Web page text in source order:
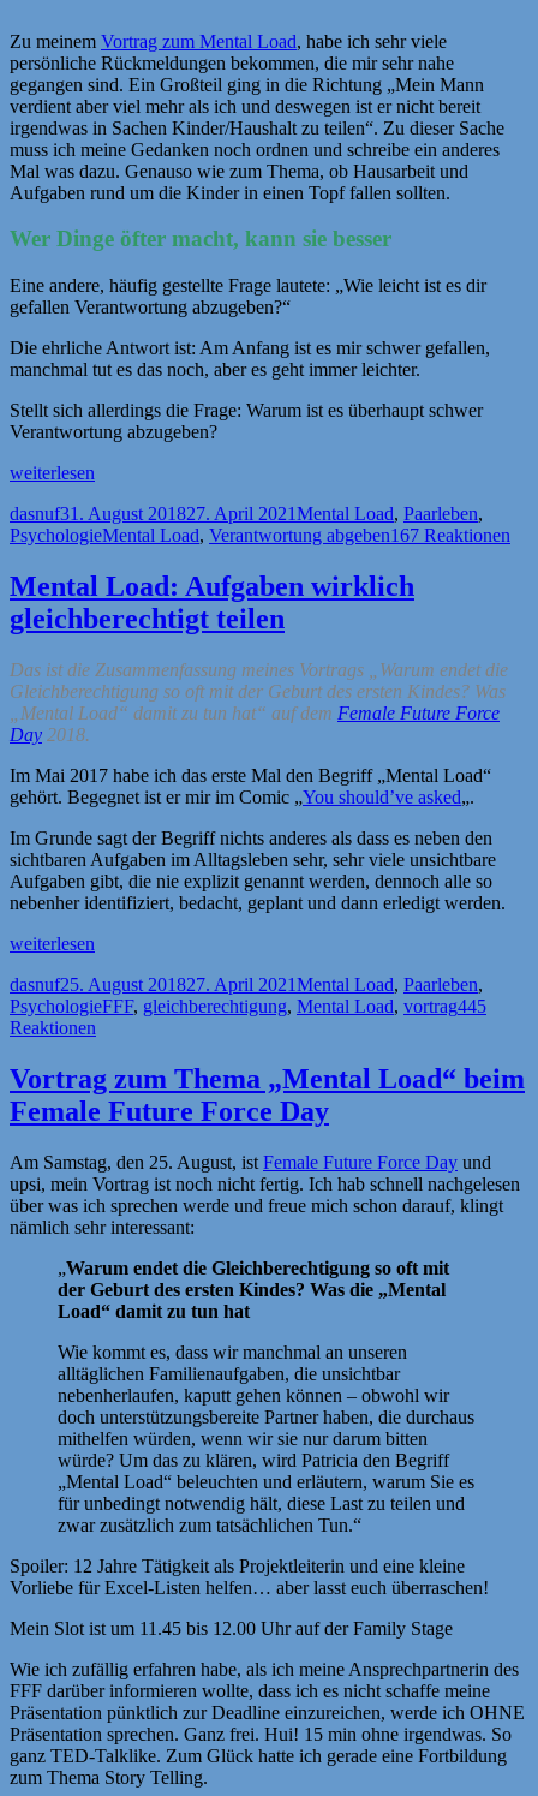
Zu meinem Vortrag zum Mental Load, habe ich sehr viele
persönliche Rückmeldungen bekommen, die mir sehr nahe
gegangen sind. Ein Großteil ging in die Richtung „Mein Mann
verdient aber viel mehr als ich und deswegen ist er nicht bereit
irgendwas in Sachen Kinder/Haushalt zu teilen“. Zu dieser Sache
muss ich meine Gedanken noch ordnen und schreibe ein anderes
Mal was dazu. Genauso wie zum Thema, ob Hausarbeit und
Aufgaben rund um die Kinder in einen Topf fallen sollten.
Wer Dinge öfter macht, kann sie besser
Eine andere, häufig gestellte Frage lautete: „Wie leicht ist es dir
gefallen Verantwortung abzugeben?“
Die ehrliche Antwort ist: Am Anfang ist es mir schwer gefallen,
manchmal tut es das noch, aber es geht immer leichter.
Stellt sich allerdings die Frage: Warum ist es überhaupt schwer
Verantwortung abzugeben?
„Nachtrag
Load
–
abgeben“
weiterlesen
Autor
dasnufVeröffentlicht
am
31. August 201827. April 2021Kategorien
Mental Load, Paarleben,
PsychologieSchlagwörter
Mental Load, Verantwortung abgeben167 Reaktionen
Mental Load: Aufgaben wirklich
gleichberechtigt teilen
Das ist die Zusammenfassung meines Vortrags „Warum endet die
Gleichberechtigung so oft mit der Geburt des ersten Kindes? Was
„Mental Load“ damit zu tun hat“ auf dem Female Future Force
Day 2018.
Im Mai 2017 habe ich das erste Mal den Begriff „Mental Load“
gehört. Begegnet ist er mir im Comic „You should’ve asked„.
Im Grunde sagt der Begriff nichts anderes als dass es neben den
sichtbaren Aufgaben im Alltagsleben sehr, sehr viele unsichtbare
Aufgaben gibt, die nie explizit genannt werden, dennoch alle so
nebenher identifiziert, bedacht, geplant und dann erledigt werden.
„Mental
Aufgaben
wirklich
gleichberechtigt
weiterlesen
Autor
dasnufVeröffentlicht
am
25. August 201827. April 2021Kategorien
Mental Load, Paarleben,
PsychologieSchlagwörter
FFF, gleichberechtigung, Mental Load, vortrag445
Reaktionen
Vortrag zum Thema „Mental Load“ beim
Female Future Force Day
Am Samstag, den 25. August, ist Female Future Force Day und
upsi, mein Vortrag ist noch nicht fertig. Ich hab schnell nachgelesen
über was ich sprechen werde und freue mich schon darauf, klingt
nämlich sehr interessant:
„Warum endet die Gleichberechtigung so oft mit
der Geburt des ersten Kindes? Was die „Mental
Load“ damit zu tun hat
Wie kommt es, dass wir manchmal an unseren
alltäglichen Familienaufgaben, die unsichtbar
nebenherlaufen, kaputt gehen können – obwohl wir
doch unterstützungsbereite Partner haben, die durchaus
mithelfen würden, wenn wir sie nur darum bitten
würde? Um das zu klären, wird Patricia den Begriff
„Mental Load“ beleuchten und erläutern, warum Sie es
für unbedingt notwendig hält, diese Last zu teilen und
zwar zusätzlich zum tatsächlichen Tun.“
Spoiler: 12 Jahre Tätigkeit als Projektleiterin und eine kleine
Vorliebe für Excel-Listen helfen… aber lasst euch überraschen!
Mein Slot ist um 11.45 bis 12.00 Uhr auf der Family Stage
Wie ich zufällig erfahren habe, als ich meine Ansprechpartnerin des
FFF darüber informieren wollte, dass ich es nicht schaffe meine
Präsentation pünktlich zur Deadline einzureichen, werde ich OHNE
Präsentation sprechen. Ganz frei. Hui! 15 min ohne irgendwas. So
ganz TED-Talklike. Zum Glück hatte ich gerade eine Fortbildung
zum Thema Story Telling.